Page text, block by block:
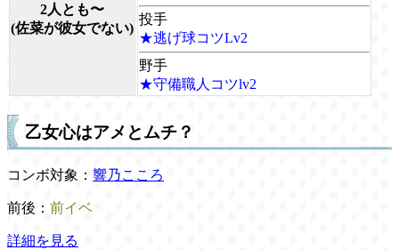
2人とも〜
(佐菜が彼女でない)
投手
★逃げ球コツLv2
野手
★守備職人コツlv2
乙女心はアメとムチ？
コンボ対象： 響乃こころ
前後： 前イベ
詳細を見る